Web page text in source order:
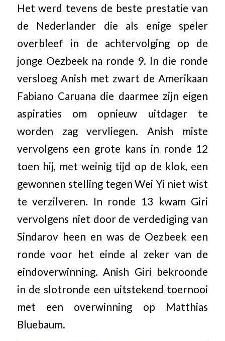
Het werd tevens de beste prestatie van
de Nederlander die als enige speler
overbleef in de achtervolging op de
jonge Oezbeek na ronde 9. In die ronde
versloeg Anish met zwart de Amerikaan
Fabiano Caruana die daarmee zijn eigen
aspiraties om opnieuw uitdager te
worden zag vervliegen. Anish miste
vervolgens een grote kans in ronde 12
toen hij, met weinig tijd op de klok, een
gewonnen stelling tegen Wei Yi niet wist
te verzilveren. In ronde 13 kwam Giri
vervolgens niet door de verdediging van
Sindarov heen en was de Oezbeek een
ronde voor het einde al zeker van de
eindoverwinning. Anish Giri bekroonde
in de slotronde een uitstekend toernooi
met een overwinning op Matthias
Bluebaum.